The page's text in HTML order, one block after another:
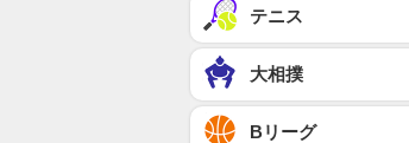
テニス
大相撲
Bリーグ